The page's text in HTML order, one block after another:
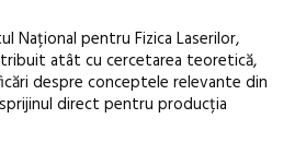
Național pentru Fizica Laserilor,
atât cu cercetarea teoretică,
despre conceptele relevante din
direct pentru producția